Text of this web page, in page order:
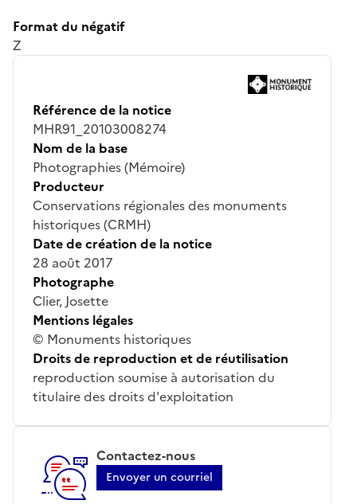
Format du négatif
Z
Référence de la notice
MHR91_20103008274
Nom de la base
Photographies (Mémoire)
Producteur
Conservations régionales des monuments
historiques (CRMH)
Date de création de la notice
28 août 2017
Photographe
Clier, Josette
Mentions légales
© Monuments historiques
Droits de reproduction et de réutilisation
reproduction soumise à autorisation du
titulaire des droits d'exploitation
Contactez-nous
Envoyer un courriel